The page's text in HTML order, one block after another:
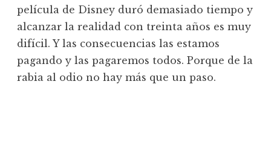
película de Disney duró demasiado tiempo y
alcanzar la realidad con treinta años es muy
difícil. Y las consecuencias las estamos
pagando y las pagaremos todos. Porque de la
rabia al odio no hay más que un paso.